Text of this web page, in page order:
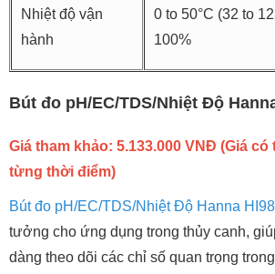
Nhiệt độ vận
hành
0 to 50°C (32 to
100%
Bút đo pH/EC/TDS/Nhiệt Độ
Giá tham khảo: 5.133.000 VNĐ (Giá
từng thời điểm)
Bút đo pH/EC/TDS/Nhiệt Độ Hanna
tưởng cho ứng dụng trong thủy canh,
dàng theo dõi các chỉ số quan trọng